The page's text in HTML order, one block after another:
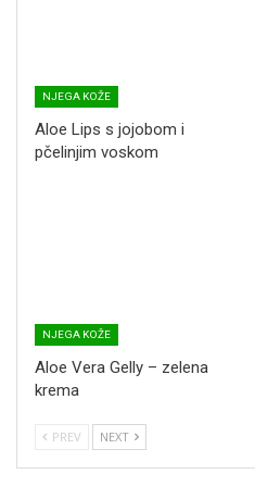
NJEGA KOŽE
Aloe Lips s jojobom i
pčelinjim voskom
NJEGA KOŽE
Aloe Vera Gelly – zelena
krema
PREV NEXT